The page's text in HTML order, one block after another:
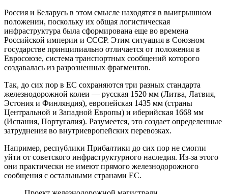
Россия и Беларусь в этом смысле находятся в выигрышном
положении, поскольку их общая логистическая
инфраструктура была сформирована еще во времена
Российской империи и СССР. Этим ситуация в Союзном
государстве принципиально отличается от положения в
Евросоюзе, система транспортных сообщений которого
создавалась из разрозненных фрагментов.
Так, до сих пор в ЕС сохраняются три разных стандарта
железнодорожной колеи — русская 1520 мм (Литва, Латвия,
Эстония и Финляндия), европейская 1435 мм (страны
Центральной и Западной Европы) и иберийская 1668 мм
(Испания, Португалия). Разумеется, это создает определенные
затруднения во внутриевропейских перевозках.
Например, республики Прибалтики до сих пор не смогли
уйти от советского инфраструктурного наследия. Из-за этого
они практически не имеют прямого железнодорожного
сообщения с остальными странами ЕС.